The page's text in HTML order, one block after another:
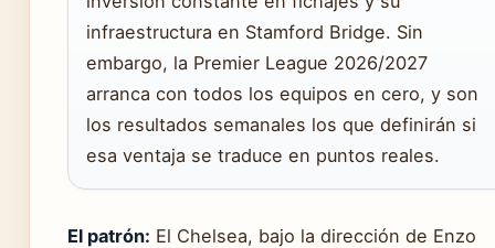
infraestructura en Stamford Bridge. Sin
embargo, la Premier League 2026/2027
arranca con todos los equipos en cero, y son
los resultados semanales los que definirán si
esa ventaja se traduce en puntos reales.
El patrón: El Chelsea, bajo la dirección de Enzo